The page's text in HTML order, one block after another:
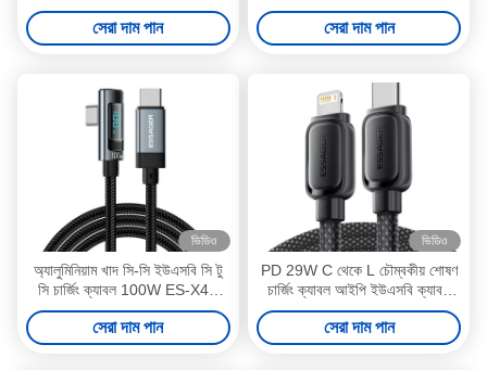
সিরিজ
সেরা দাম পান
ES-X57 সিরিজ
সেরা দাম পান
ভিডিও
অ্যালুমিনিয়াম খাদ সি-সি ইউএসবি সি টু
সি চার্জিং ক্যাবল 100W ES-X47
সিরিজ 1m 2m
সেরা দাম পান
ভিডিও
PD 29W C থেকে L চৌম্বকীয় শোষণ
চার্জিং ক্যাবল আইপি ইউএসবি ক্যাবল
ES-X56 সিরিজ
সেরা দাম পান